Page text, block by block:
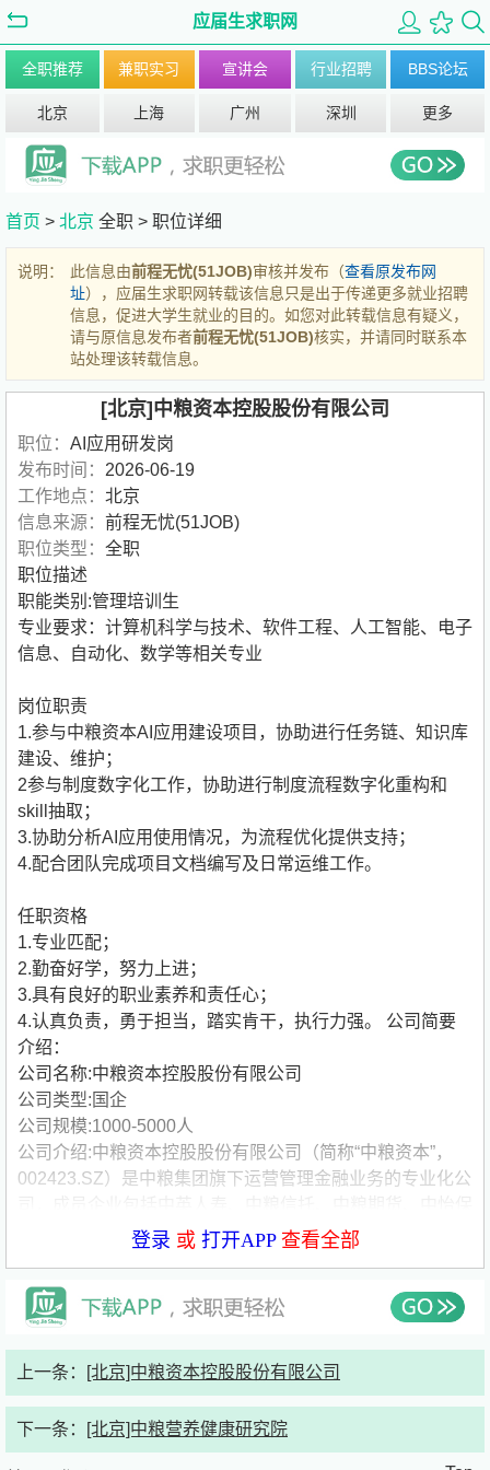
应届生求职网
全职推荐 兼职实习 宣讲会 行业招聘 BBS论坛
北京 上海 广州 深圳 更多
首页 > 北京 全职 > 职位详细
说明： 此信息由前程无忧(51JOB)审核并发布（查看原发布网
址），应届生求职网转载该信息只是出于传递更多就业招聘
信息，促进大学生就业的目的。如您对此转载信息有疑义，
请与原信息发布者前程无忧(51JOB)核实，并请同时联系本
站处理该转载信息。
[北京]中粮资本控股股份有限公司
职位： AI应用研发岗
发布时间： 2026-06-19
工作地点： 北京
信息来源： 前程无忧(51JOB)
职位类型： 全职
职位描述
职能类别:管理培训生
专业要求：计算机科学与技术、软件工程、人工智能、电子
信息、自动化、数学等相关专业
岗位职责
1.参与中粮资本AI应用建设项目，协助进行任务链、知识库
建设、维护；
2参与制度数字化工作，协助进行制度流程数字化重构和
skill抽取；
3.协助分析AI应用使用情况，为流程优化提供支持；
4.配合团队完成项目文档编写及日常运维工作。
任职资格
1.专业匹配；
2.勤奋好学，努力上进；
3.具有良好的职业素养和责任心；
4.认真负责，勇于担当，踏实肯干，执行力强。 公司简要
介绍：
公司名称:中粮资本控股股份有限公司
公司类型:国企
公司规模:1000-5000人
公司介绍:中粮资本控股股份有限公司（简称“中粮资本”，
002423.SZ）是中粮集团旗下运营管理金融业务的专业化公
险经纪、大湾区和基金业务平台、龙江银行等。
业，同年8月，公司引入弘毅、温氏、首农等战略投资者，
完成混合所有制改革。2018年，中粮资本上市事项获得国
10月8日，公司股票简称变更为“中粮资本”，股票代码为
货+保险经纪”为主要业务，以“产业基金+金融科技+境外业
登录 或 打开APP查看全部
上一条： [北京]中粮资本控股股份有限公司
下一条： [北京]中粮营养健康研究院